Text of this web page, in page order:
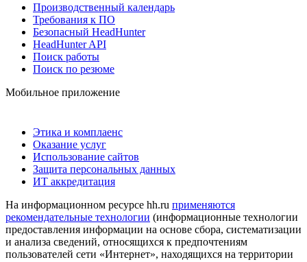
Производственный календарь
Требования к ПО
Безопасный HeadHunter
HeadHunter API
Поиск работы
Поиск по резюме
Мобильное приложение
Этика и комплаенс
Оказание услуг
Использование сайтов
Защита персональных данных
ИТ аккредитация
На информационном ресурсе hh.ru применяются
рекомендательные технологии (информационные технологии
предоставления информации на основе сбора, систематизации
и анализа сведений, относящихся к предпочтениям
пользователей сети «Интернет», находящихся на территории